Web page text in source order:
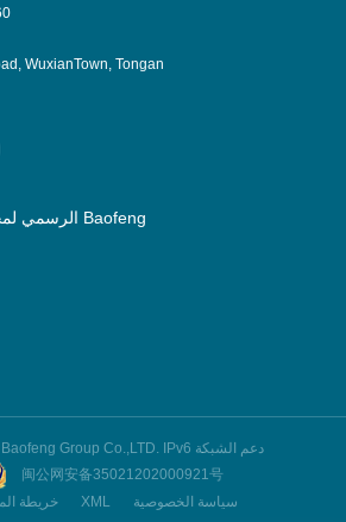
WuxianTown, Tongan
حساب WeChat الرسمي لمجموعة Baofeng
© 2026 Xiamen Baofeng Group Co.,LTD. IPv6 دعم الشبكة
闽公网安备35021202000921号
خريطة XML سياسة الخصوصية